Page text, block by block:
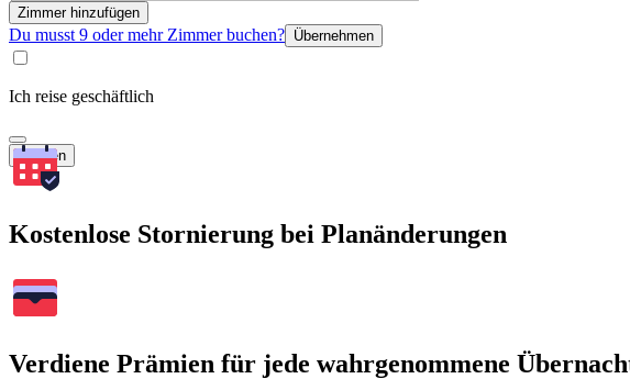
Zimmer hinzufügen
Du musst 9 oder mehr Zimmer buchen? Übernehmen
Ich reise geschäftlich
Suchen
Kostenlose Stornierung bei Planänderungen
Verdiene Prämien für jede wahrgenommene